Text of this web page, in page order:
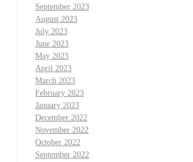
September 2023
August 2023
July 2023
June 2023
May 2023
April 2023
March 2023
February 2023
January 2023
December 2022
November 2022
October 2022
September 2022